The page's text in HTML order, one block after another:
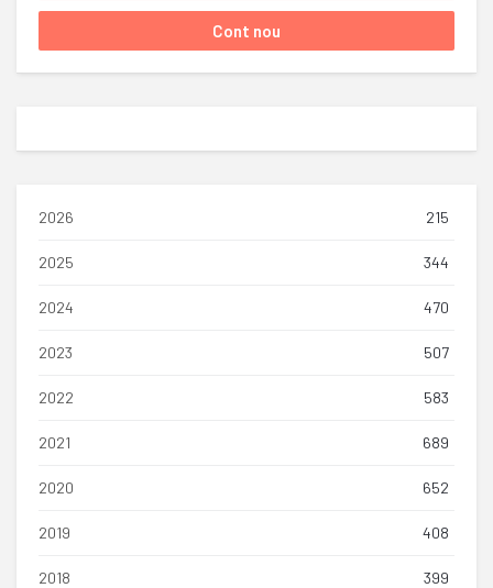
2026 215
2025 344
2024 470
2023 507
2022 583
2021 689
2020 652
2019 408
2018 399